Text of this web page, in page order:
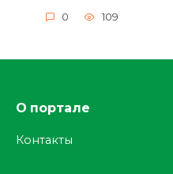
0 109
О портале
Контакты